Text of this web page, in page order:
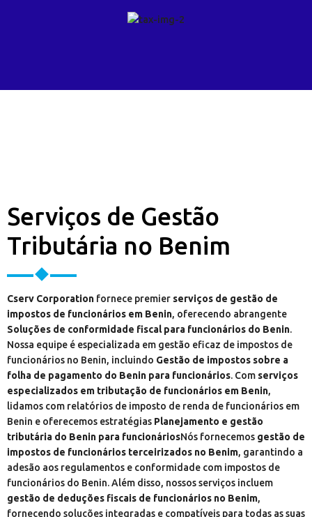
Serviços de Gestão
Tributária no Benim
Cserv Corporation fornece premier serviços de gestão de
impostos de funcionários em Benin, oferecendo abrangente
Soluções de conformidade fiscal para funcionários do Benin.
Nossa equipe é especializada em gestão eficaz de impostos de
funcionários no Benin, incluindo Gestão de impostos sobre a
folha de pagamento do Benin para funcionários. Com serviços
especializados em tributação de funcionários em Benin,
lidamos com relatórios de imposto de renda de funcionários em
Benin e oferecemos estratégias Planejamento e gestão
tributária do Benin para funcionáriosNós fornecemos gestão de
impostos de funcionários terceirizados no Benim, garantindo a
adesão aos regulamentos e conformidade com impostos de
funcionários do Benin. Além disso, nossos serviços incluem
gestão de deduções fiscais de funcionários no Benim,
fornecendo soluções integradas e compatíveis para todas as suas